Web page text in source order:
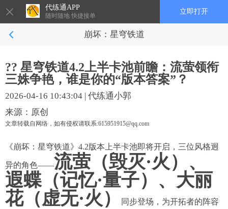
代练通APP
随时随地 快捷接单
立即打开
崩坏：星穹铁道
?? 星穹铁道4.2上半卡池前瞻：流萤领衔
三姝争艳，谁是你的“版本答案”？
2026-04-16 10:43:04 | 代练通小郭
来源：原创
文章转载自网络，如有侵权请联系:615951915@qq.com
《崩坏：星穹铁道》4.2版本上半卡池即将开启，三位风格迥
异的角色——流萤（毁灭·火）、
遐蝶（记忆·量子）、大丽
花（虚无·火）
同步登场，为开拓者的阵容